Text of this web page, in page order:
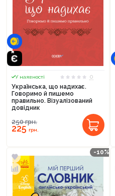
У наявності
0
Українська, що надихає.
Говоримо й пишемо
правильно. Візуалізований
довідник
250грн.
225грн.
-10%